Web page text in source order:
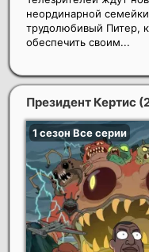
неординарной
трудолюбивый Питер,
обеспечить своим...
Президент Кертис